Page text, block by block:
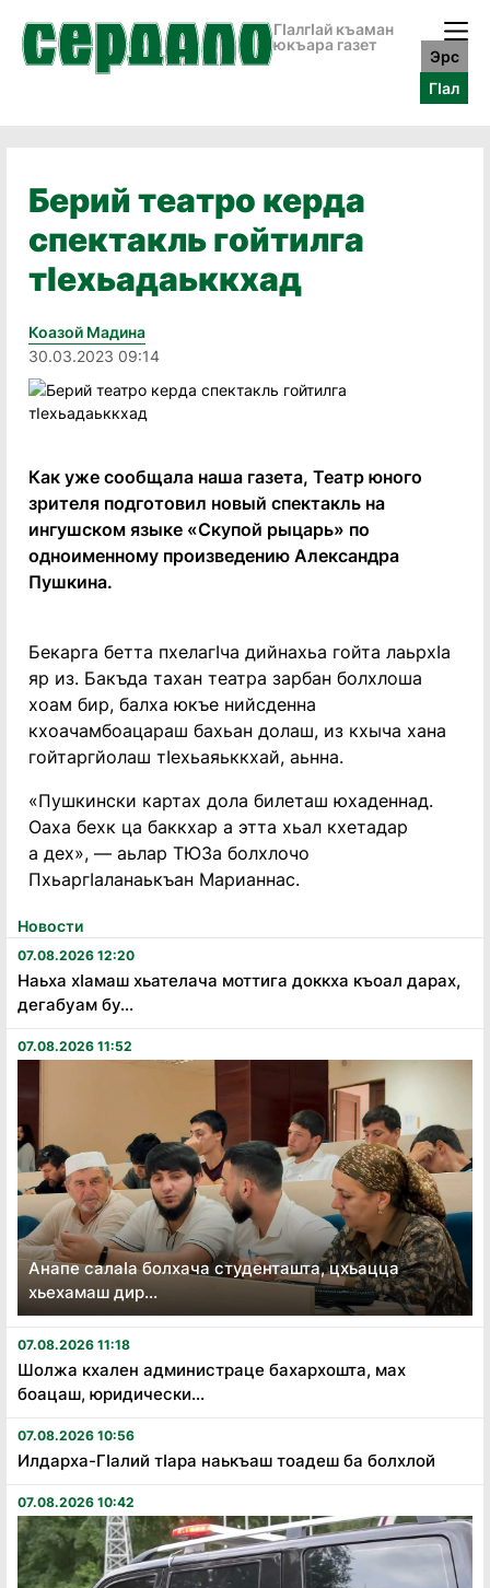
ГӀалгӀай къаман
юкъара газет
Эрс
ГӀал
Новости
07.08.2026 12:20
Наьха хӏамаш хьателача моттига доккха къоал дарах,
дегабуам бу...
07.08.2026 11:52
Анапе салаӏа болхача студенташта, цхьацца
хьехамаш дир...
07.08.2026 11:18
Шолжа кхален администраце бахархошта, мах
боацаш, юридически...
07.08.2026 10:56
Илдарха-Гӏалий тӏара наькъаш тоадеш ба болхлой
07.08.2026 10:42
Берий театро керда
спектакль гойтилга
тIехьадаьккхад
Коазой Мадина
30.03.2023 09:14
Как уже сообщала наша газета, Театр юного
зрителя подготовил новый спектакль на
ингушском языке «Скупой рыцарь» по
одноименному произведению Александра
Пушкина.
Бекарга бетта пхелагIча дийнахьа гойта лаьрхIа
яр из. Бакъда тахан театра зарбан болхлоша
хоам бир, балха юкъе нийсденна
кхоачамбоацараш бахьан долаш, из кхыча хана
гойтаргйолаш тIехьаяьккхай, аьнна.
«Пушкински картах дола билеташ юхаденнад.
Оаха бехк ца баккхар а этта хьал кхетадар
а дех», — аьлар ТЮЗа болхлочо
ПхьаргIаланаькъан Марианнас.